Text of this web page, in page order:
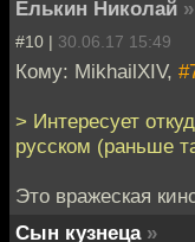
Елькин Николай »
#10 | 30.06.17 15:49
Кому: MikhailXIV,
> Интересует
русском (раньше
Это вражеская
Сын кузнеца »